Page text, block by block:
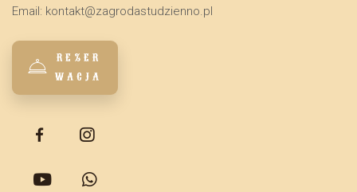
Email: kontakt@zagrodastudzienno.pl
REZER
WACJA